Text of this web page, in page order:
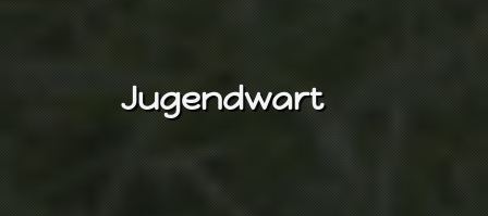
Jugendwart